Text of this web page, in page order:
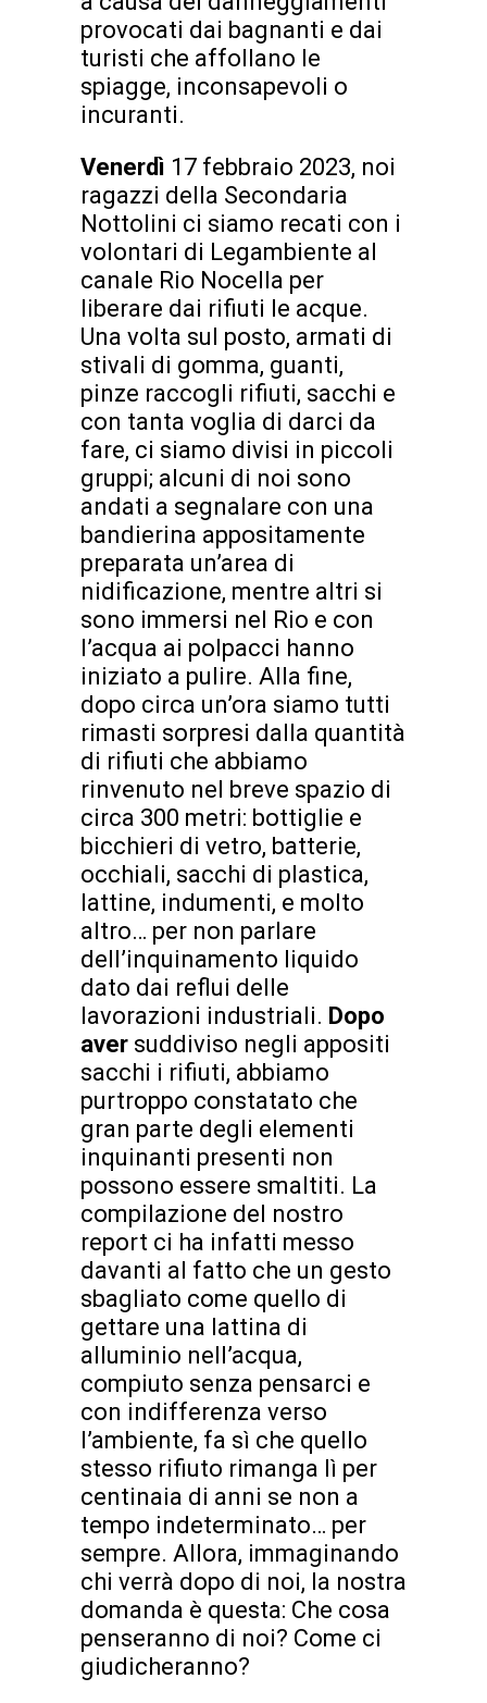
provocati dai bagnanti e dai
turisti che affollano le
spiagge, inconsapevoli o
incuranti.
Venerdì 17 febbraio 2023, noi
ragazzi della Secondaria
Nottolini ci siamo recati con i
volontari di Legambiente al
canale Rio Nocella per
liberare dai rifiuti le acque.
Una volta sul posto, armati di
stivali di gomma, guanti,
pinze raccogli rifiuti, sacchi e
con tanta voglia di darci da
fare, ci siamo divisi in piccoli
gruppi; alcuni di noi sono
andati a segnalare con una
bandierina appositamente
preparata un’area di
nidificazione, mentre altri si
sono immersi nel Rio e con
l’acqua ai polpacci hanno
iniziato a pulire. Alla fine,
dopo circa un’ora siamo tutti
rimasti sorpresi dalla quantità
di rifiuti che abbiamo
rinvenuto nel breve spazio di
circa 300 metri: bottiglie e
bicchieri di vetro, batterie,
occhiali, sacchi di plastica,
lattine, indumenti, e molto
altro… per non parlare
dell’inquinamento liquido
dato dai reflui delle
lavorazioni industriali. Dopo
aver suddiviso negli appositi
sacchi i rifiuti, abbiamo
purtroppo constatato che
gran parte degli elementi
inquinanti presenti non
possono essere smaltiti. La
compilazione del nostro
report ci ha infatti messo
davanti al fatto che un gesto
sbagliato come quello di
gettare una lattina di
alluminio nell’acqua,
compiuto senza pensarci e
con indifferenza verso
l’ambiente, fa sì che quello
stesso rifiuto rimanga lì per
centinaia di anni se non a
tempo indeterminato… per
sempre. Allora, immaginando
chi verrà dopo di noi, la nostra
domanda è questa: Che cosa
penseranno di noi? Come ci
giudicheranno?